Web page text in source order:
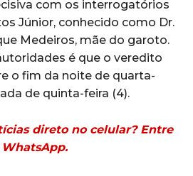
com os interrogatórios
Júnior, conhecido como Dr.
Medeiros, mãe do garoto.
é que o veredito
o fim da noite de quarta-
de quinta-feira (4).
direto no celular? Entre